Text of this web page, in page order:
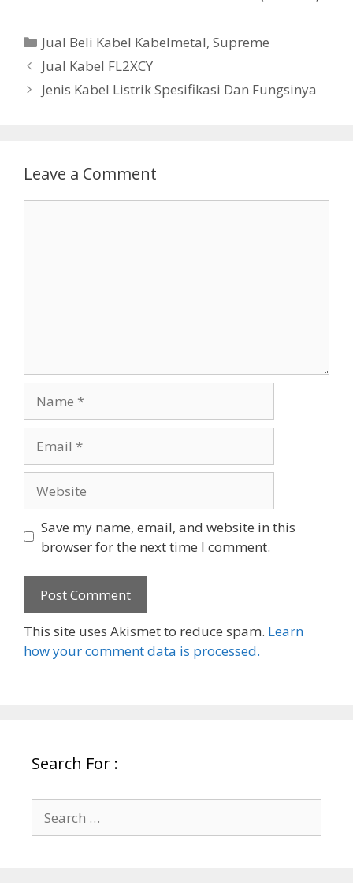
Categories
Jual Beli Kabel Kabelmetal,Supreme
Jual Kabel FL2XCY
Jenis Kabel Listrik Spesifikasi Dan Fungsinya
Leave a Comment
Save my name, email, and website in this
browser for the next time I comment.
This site uses Akismet to reduce spam. Learn
how your comment data is processed.
Search For :
for: